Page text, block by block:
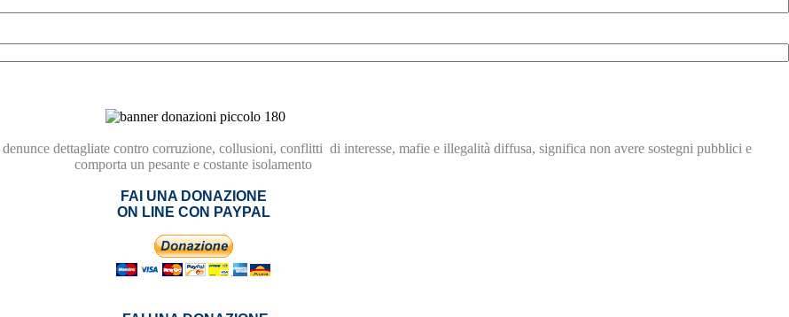
denunce dettagliate contro corruzione, collusioni, conflitti di interesse, mafie e illegalità diffusa, significa non avere sostegni pubblici e
comporta un pesante e costante isolamento
FAI UNA DONAZIONE
ON LINE CON PAYPAL